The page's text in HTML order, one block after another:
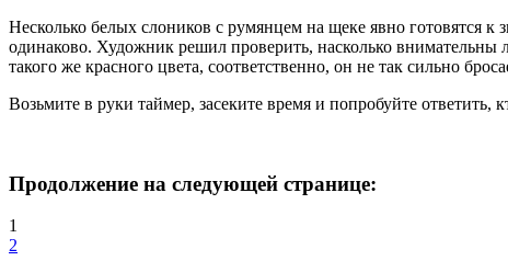
Несколько белых слоников с румянцем на щеке явно
одинаково. Художник решил проверить, насколько внимательны
такого же красного цвета, соответственно, он не так сильно
Возьмите в руки таймер, засеките время и попробуйте
Продолжение на следующей странице:
1
2